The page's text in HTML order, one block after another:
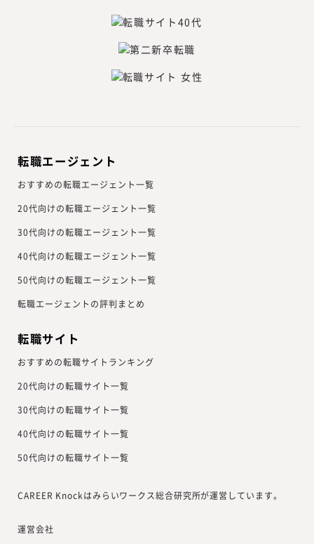
転職エージェント
おすすめの転職エージェント一覧
20代向けの転職エージェント一覧
30代向けの転職エージェント一覧
40代向けの転職エージェント一覧
50代向けの転職エージェント一覧
転職エージェントの評判まとめ
転職サイト
おすすめの転職サイトランキング
20代向けの転職サイト一覧
30代向けの転職サイト一覧
40代向けの転職サイト一覧
50代向けの転職サイト一覧
CAREER Knockはみらいワークス総合研究所が運営しています。
運営会社